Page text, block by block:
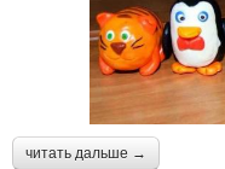
Поделки для кухни
читать дальше →